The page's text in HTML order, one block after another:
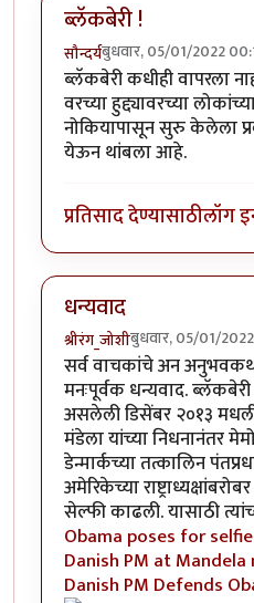
ब्लॅकबेरी !
सौन्दर्यबुधवार, 05/01/2022
ब्लॅकबेरी कधीही वापरला
वरच्या हुद्द्यावरच्या
नोकियापासून सुरु केलेला
येऊन थांबला आहे.
प्रतिसाद देण्यासाठीलॉग
धन्यवाद
श्रीरंग_जोशीबुधवार, 05/01/
सर्व वाचकांचे अन
मनःपूर्वक धन्यवाद.
असलेली डिसेंबर २०१३
मंडेला यांच्या निधनानंतर
डेन्मार्कच्या तत्कालिन
अमेरिकेच्या
सेल्फी काढली. यासाठी
Obama poses for
Danish PM at
Danish PM Defends